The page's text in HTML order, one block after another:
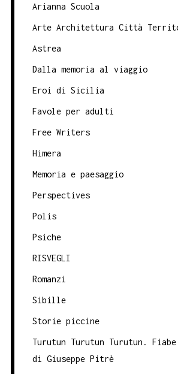
Arianna Scuola
Arte Architettura Città
Astrea
Dalla memoria al viaggio
Eroi di Sicilia
Favole per adulti
Free Writers
Himera
Memoria e paesaggio
Perspectives
Polis
Psiche
RISVEGLI
Romanzi
Sibille
Storie piccine
Turutun Turutun Turutun.
di Giuseppe Pitrè